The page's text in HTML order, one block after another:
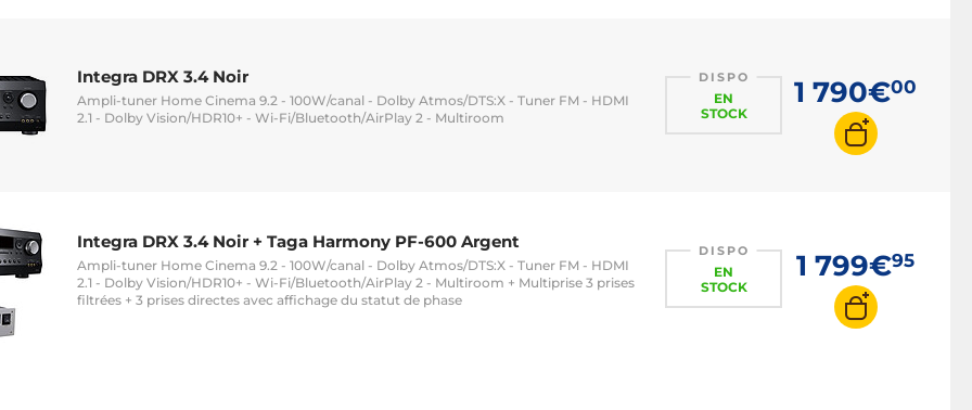
Integra DRX 3.4 Noir
Ampli-tuner Home Cinema 9.2 - 100W/canal - Dolby Atmos/DTS:X - Tuner FM - HDMI
2.1 - Dolby Vision/HDR10+ - Wi-Fi/Bluetooth/AirPlay 2 - Multiroom
DISPO
EN
STOCK
1 790€00
Integra DRX 3.4 Noir + Taga Harmony PF-600 Argent
Ampli-tuner Home Cinema 9.2 - 100W/canal - Dolby Atmos/DTS:X - Tuner FM - HDMI
2.1 - Dolby Vision/HDR10+ - Wi-Fi/Bluetooth/AirPlay 2 - Multiroom + Multiprise 3 prises
filtrées + 3 prises directes avec affichage du statut de phase
DISPO
EN
STOCK
1 799€95